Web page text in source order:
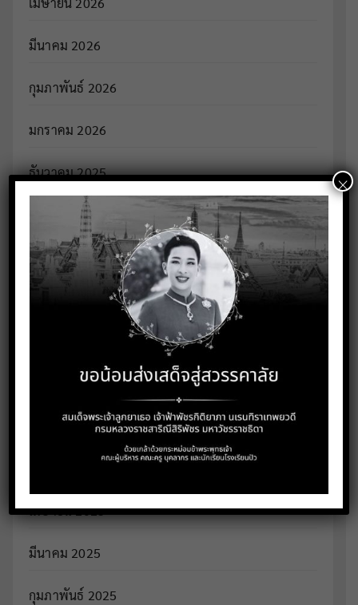
มีนาคม 2026
กุมภาพันธ์ 2026
มกราคม 2026
ธันวาคม 2025
พฤศจิกายน 2025
ตุลาคม 2025
กรกฎาคม 2025
มิถุนายน 2025
พฤษภาคม 2025
เมษายน 2025
มีนาคม 2025
กุมภาพันธ์ 2025
×